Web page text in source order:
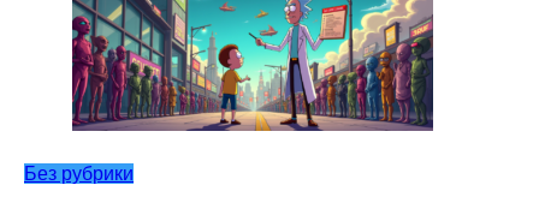
Без рубрики